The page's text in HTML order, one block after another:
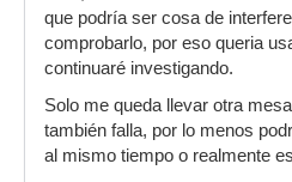
que podría ser cosa de
comprobarlo, por eso queria
continuaré investigando.
Solo me queda llevar otra
también falla, por lo menos
al mismo tiempo o realmente